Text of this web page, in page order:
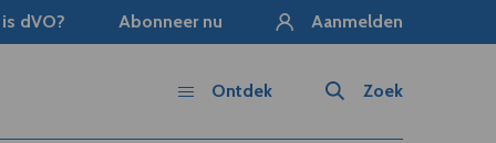
dVO? Abonneer nu Aanmelden
Zoek
Ontdek